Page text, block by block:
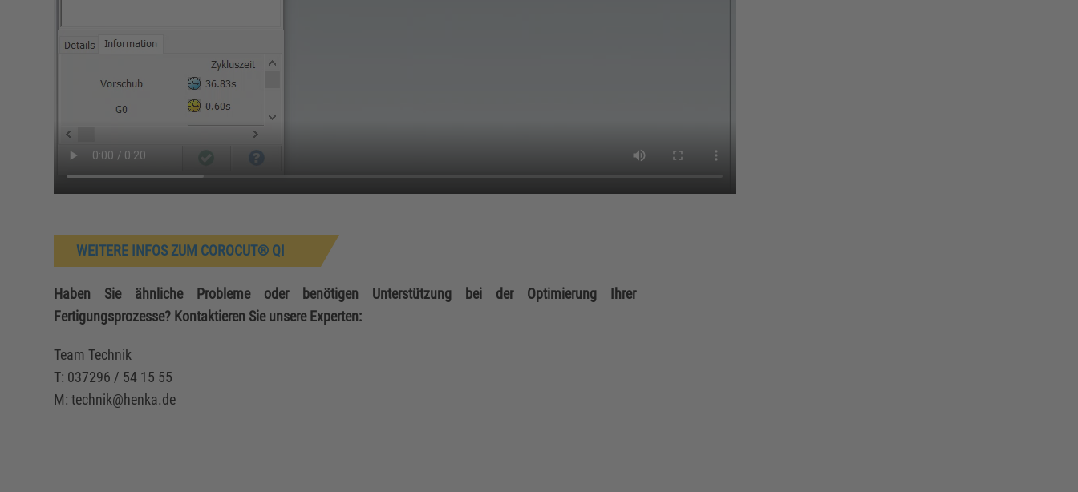
WEITERE INFOS ZUM COROCUT® QI
Haben Sie ähnliche Probleme oder benötigen Unterstützung bei der Optimierung Ihrer
Fertigungsprozesse? Kontaktieren Sie unsere Experten:
Team Technik
T: 037296 / 54 15 55
M: technik@henka.de